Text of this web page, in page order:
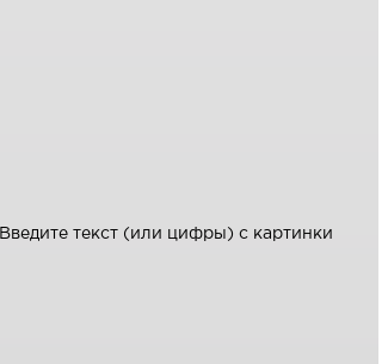
Введите текст (или цифры) с картинки